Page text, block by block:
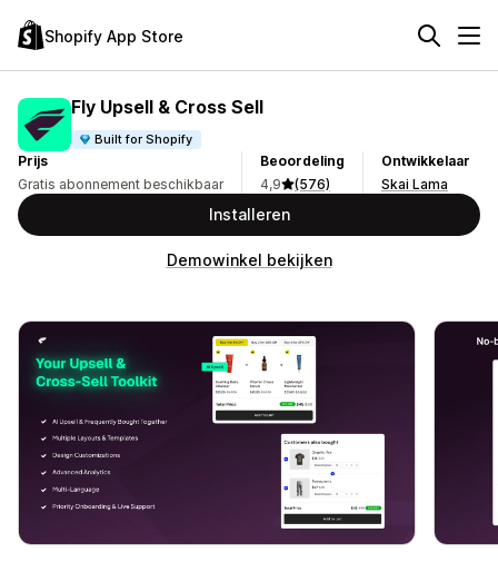
Shopify App Store
Fly Upsell & Cross Sell
Built for Shopify
Prijs
Gratis abonnement beschikbaar
Beoordeling
4,9
(576)
Ontwikkelaar
Skai Lama
Installeren
Demowinkel bekijken